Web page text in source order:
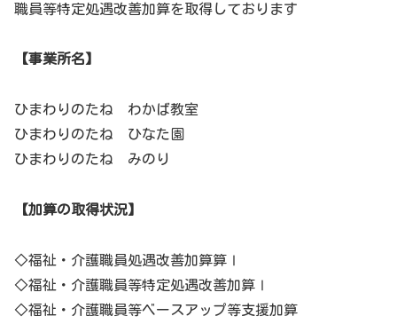
職員等特定処遇改善加算を取得しております
【事業所名】
ひまわりのたね わかば教室
ひまわりのたね ひなた園
ひまわりのたね みのり
【加算の取得状況】
◇福祉・介護職員処遇改善加算算Ⅰ
◇福祉・介護職員等特定処遇改善加算Ⅰ
◇福祉・介護職員等ベースアップ等支援加算